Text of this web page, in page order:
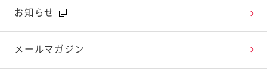
広告ギャラリー
テレビ・ラジオ
お知らせ
メールマガジン